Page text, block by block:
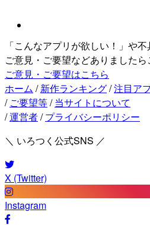
「こんなアプリが欲しい！」や
ご意見・ご要望などありましたら
ご意見・ご要望はこちら
ホーム / 新作ランキング/注目ア
/ ご要望等/ 当サイトについて
/運営者/ プライバシーポリシー
＼ いろつく公式SNS ／
X (Twitter)
Instagram